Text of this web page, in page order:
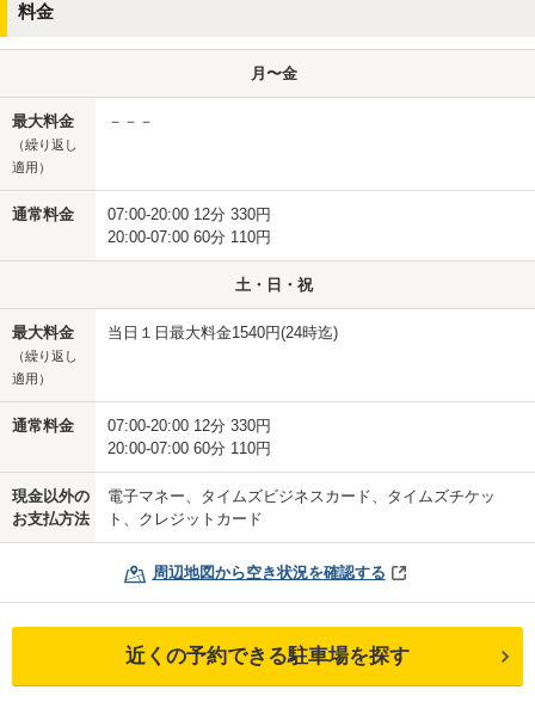
料金
月〜金
最大料金
（繰り返し
適用）
－－－
通常料金
07:00-20:00 12分 330円
20:00-07:00 60分 110円
土・日・祝
最大料金
（繰り返し
適用）
当日１日最大料金1540円(24時迄)
通常料金
07:00-20:00 12分 330円
20:00-07:00 60分 110円
現金以外の
お支払方法
電子マネー、タイムズビジネスカード、タイムズチケッ
ト、クレジットカード
周辺地図から空き状況を確認する
近くの予約できる駐車場を探す